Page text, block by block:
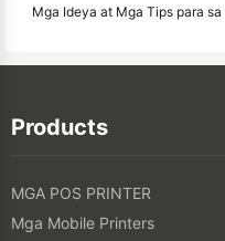
Mga Ideya at Mga Tips para
Products
MGA POS PRINTER
Mga Mobile Printers